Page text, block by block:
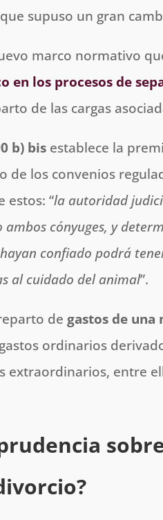
supuso un gran
marco normativo
en los procesos de
de las cargas
b) bis establece la
de los convenios
estos: “la autoridad
cónyuges, y
confiado podrá
al cuidado del animal”.
de gastos de
ordinarios
extraordinarios, entre